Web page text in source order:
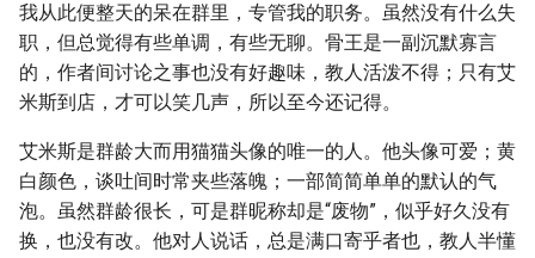
我从此便整天的呆在群里，专管我的职务。虽然没有什么失
职，但总觉得有些单调，有些无聊。骨王是一副沉默寡言
的，作者间讨论之事也没有好趣味，教人活泼不得；只有艾
米斯到店，才可以笑几声，所以至今还记得。
艾米斯是群龄大而用猫猫头像的唯一的人。他头像可爱；黄
白颜色，谈吐间时常夹些落魄；一部简简单单的默认的气
泡。虽然群龄很长，可是群昵称却是“废物”，似乎好久没有
换，也没有改。他对人说话，总是满口寄乎者也，教人半懂